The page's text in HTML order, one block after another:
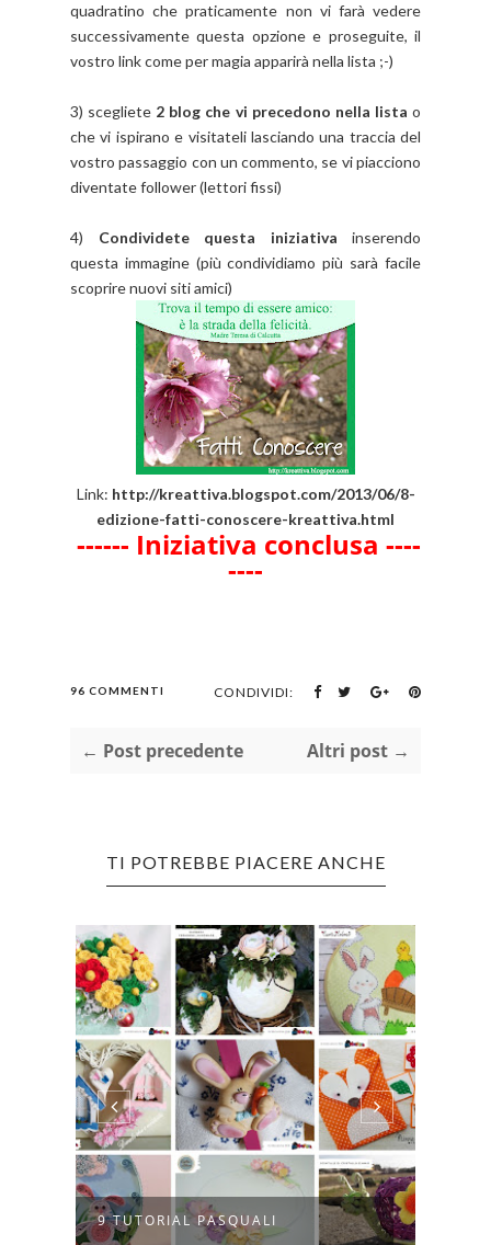
quadratino che praticamente non vi farà vedere
successivamente questa opzione e proseguite, il
vostro link come per magia apparirà nella lista ;-)
3) scegliete 2 blog che vi precedono nella lista o
che vi ispirano e visitateli lasciando una traccia del
vostro passaggio con un commento, se vi piacciono
diventate follower (lettori fissi)
4) Condividete questa iniziativa inserendo
questa immagine (più condividiamo più sarà facile
scoprire nuovi siti amici)
Link: http://kreattiva.blogspot.com/2013/06/8-
edizione-fatti-conoscere-kreattiva.html
------ Iniziativa conclusa ----
----
96 COMMENTI CONDIVIDI:
← Post precedente Altri post →
TI POTREBBE PIACERE ANCHE
9 TUTORIAL PASQUALI